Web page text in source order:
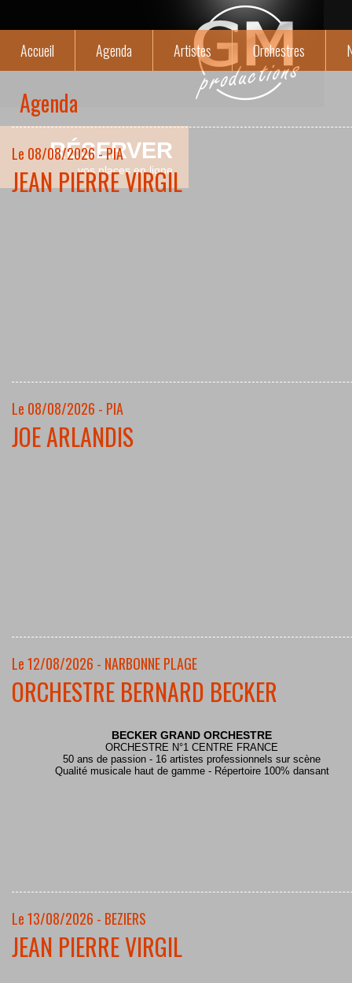
RÉSERVER
vos places en ligne
Accueil Agenda Artistes Orchestres
Agenda
Le 08/08/2026 - PIA
JEAN PIERRE VIRGIL
Le 08/08/2026 - PIA
JOE ARLANDIS
Le 12/08/2026 - NARBONNE PLAGE
ORCHESTRE BERNARD BECKER
BECKER GRAND ORCHESTRE
ORCHESTRE N°1 CENTRE FRANCE
50 ans de passion - 16 artistes professionnels sur scène
Qualité musicale haut de gamme - Répertoire 100% dansant
Le 13/08/2026 - BEZIERS
JEAN PIERRE VIRGIL